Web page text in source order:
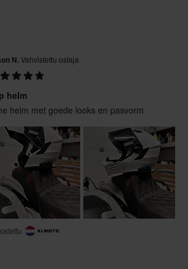
N.Vahvistettu ostaja
helm
helm met goede looks en pasvorm